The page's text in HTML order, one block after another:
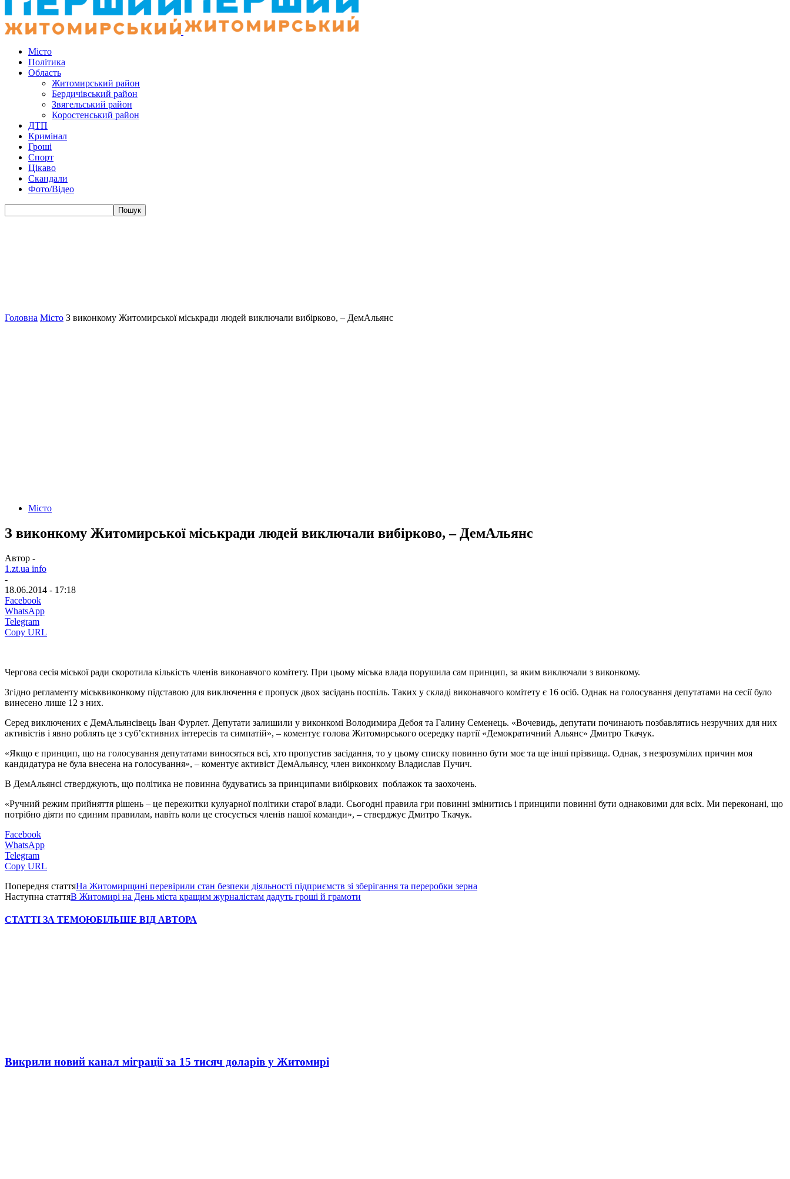
Місто
Політика
Область
Житомирський район
Бердичівський район
Звягельський район
Коростенський район
ДТП
Кримінал
Гроші
Спорт
Цікаво
Скандали
Фото/Відео
Головна Місто З виконкому Житомирської міськради людей виключали вибірково, – ДемАльянс
Місто
З виконкому Житомирської міськради людей виключали вибірково, – ДемАльянс
Автор -
1.zt.ua info
-
18.06.2014 - 17:18
Facebook
WhatsApp
Telegram
Copy URL
Чергова сесія міської ради скоротила кількість членів виконавчого комітету. При цьому міська влада порушила сам принцип, за яким виключали з виконкому.
Згідно регламенту міськвиконкому підставою для виключення є пропуск двох засідань поспіль. Таких у складі виконавчого комітету є 16 осіб. Однак на голосування депутатами на сесії було
винесено лише 12 з них.
Серед виключених є ДемАльянсівець Іван Фурлет. Депутати залишили у виконкомі Володимира Дебоя та Галину Семенець. «Вочевидь, депутати починають позбавлятись незручних для них
активістів і явно роблять це з суб’єктивних інтересів та симпатій», – коментує голова Житомирського осередку партії «Демократичний Альянс» Дмитро Ткачук.
«Якщо є принцип, що на голосування депутатами виносяться всі, хто пропустив засідання, то у цьому списку повинно бути моє та ще інші прізвища. Однак, з незрозумілих причин моя
кандидатура не була внесена на голосування», – коментує активіст ДемАльянсу, член виконкому Владислав Пучич.
В ДемАльянсі стверджують, що політика не повинна будуватись за принципами вибіркових поблажок та заохочень.
«Ручний режим прийняття рішень – це пережитки кулуарної політики старої влади. Сьогодні правила гри повинні змінитись і принципи повинні бути однаковими для всіх. Ми переконані, що
потрібно діяти по єдиним правилам, навіть коли це стосується членів нашої команди», – стверджує Дмитро Ткачук.
Facebook
WhatsApp
Telegram
Copy URL
Попередня статтяНа Житомирщині перевірили стан безпеки діяльності підприємств зі зберігання та переробки зерна
Наступна статтяВ Житомирі на День міста кращим журналістам дадуть гроші й грамоти
СТАТТІ ЗА ТЕМОЮБІЛЬШЕ ВІД АВТОРА
Викрили новий канал міграції за 15 тисяч доларів у Житомирі